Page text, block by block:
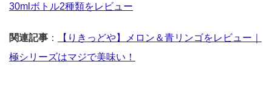
30mlボトル2種類をレビュー
関連記事 ：
【りきっどや】メロン＆青リンゴをレビュー｜
極シリーズはマジで美味い！